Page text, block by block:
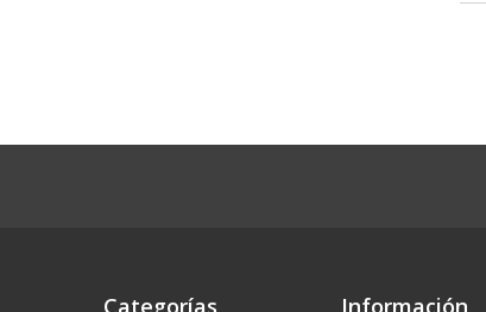
Categorías Información